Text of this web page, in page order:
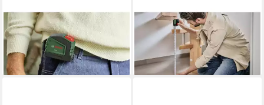
Maßband Handwerkzeuge
Maßband 5 m / 16 ft
1600A02Z9Y
19,98 €
lieferbar in 7 Wochen
Maßband Handwerkzeuge
Maßband 3 m 1600A032UX
16,39 €
lieferbar - in 3-4 Werktagen bei dir